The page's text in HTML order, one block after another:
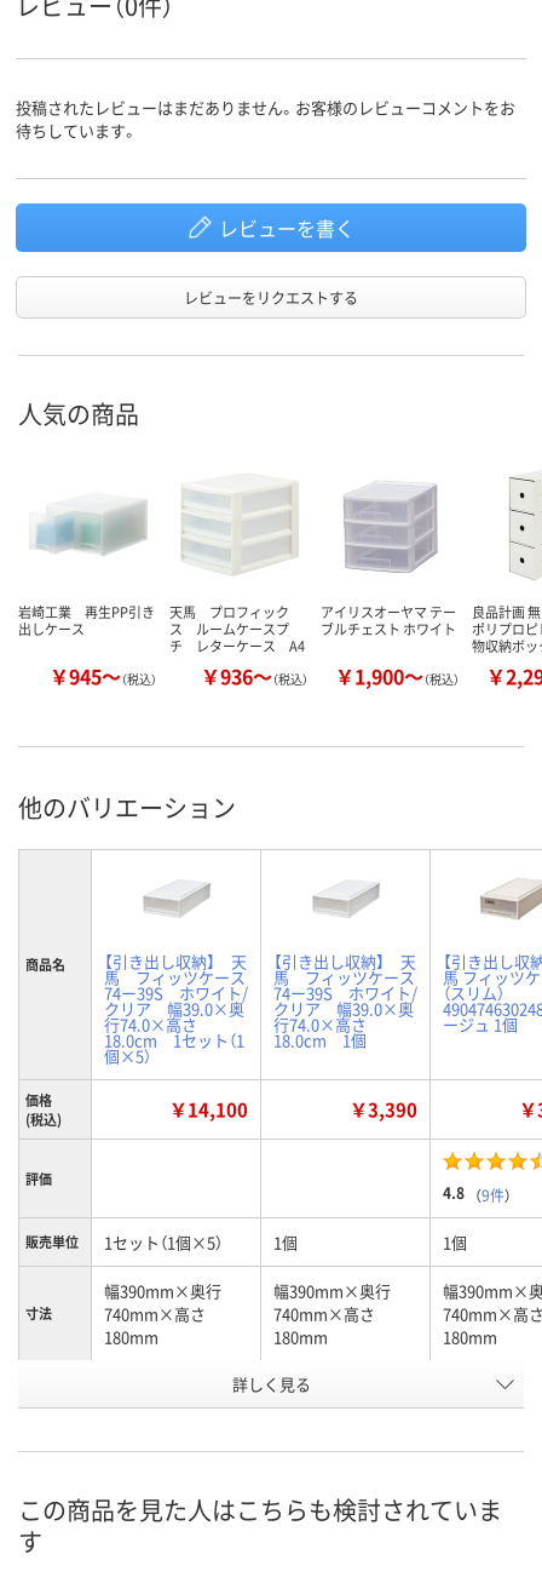
投稿されたレビューはまだありません。お客様のレビューコメントをお
待ちしています。
レビューを書く
レビューをリクエストする
人気の商品
岩崎工業 再生PP引き
出しケース
￥945～（税込）
天馬 プロフィック
ス ルームケースプ
チ レターケース A4
￥936～（税込）
アイリスオーヤマ テー
ブルチェスト ホワイト
￥1,900～（税込）
良品計画
ポリプロ
物収納ボッ
￥
他のバリエーション
商品名 【引き出し収納】 天
馬 フィッツケース
74ー39S ホワイト/
クリア 幅39.0×奥
行74.0×高さ
18.0cm 1セット（1
個×5）
【引き出し収納】 天
馬 フィッツケース
74ー39S ホワイト/
クリア 幅39.0×奥
行74.0×高さ
18.0cm 1個
【引き出し収
馬 フィッツ
（スリム）
ージュ 1個
価格
(税込)
￥14,100 ￥3,390
評価
4.8 （9件）
販売単位 1セット（1個×5） 1個 1個
寸法
幅390mm×奥行
740mm×高さ
180mm
幅390mm×奥行
740mm×高さ
180mm
幅390mm×
740mm×高
180mm
WC カプチーノ
号
詳しく見る
この商品を見た人はこちらも検討されていま
す